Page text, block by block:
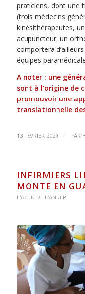
praticiens, dont une
(trois médecins
kinésithérapeutes,
acupuncteur, un
comportera
équipes
A noter : une
sont à l’origine de
promouvoir une
translationnelle
13 FÉVRIER 2020 / PAR
INFIRMIERS
MONTE EN
L'ACTU DE L'ANDEP